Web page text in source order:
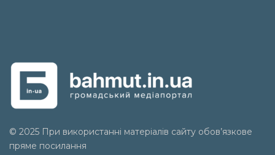
© 2025 При використанні матеріалів сайту обов’язкове
пряме посилання